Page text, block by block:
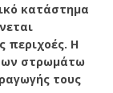
κατάστημα
περιχοές. Η
στρωμάτω
τους